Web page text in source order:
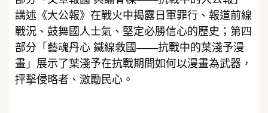
講述《大公報》在戰火中揭露日軍罪行、報道前線
戰況、鼓舞國人士氣、堅定必勝信心的歷史；第四
部分「藝魂丹心 鐵線救國——抗戰中的葉淺予漫
畫」展示了葉淺予在抗戰期間如何以漫畫為武器，
抨擊侵略者、激勵民心。